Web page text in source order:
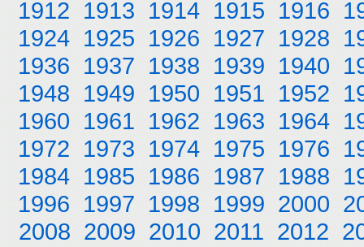
1912 1913 1914 1915 1916
1924 1925 1926 1927 1928
1936 1937 1938 1939 1940
1948 1949 1950 1951 1952
1960 1961 1962 1963 1964
1972 1973 1974 1975 1976
1984 1985 1986 1987 1988
1996 1997 1998 1999 2000
2008 2009 2010 2011 2012